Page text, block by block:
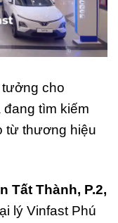
tưởng cho
tìm kiếm
từ thương hiệu
Tất Thành, P.2,
lý Vinfast Phú